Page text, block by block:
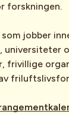
forskningen.
jobber
frivillige